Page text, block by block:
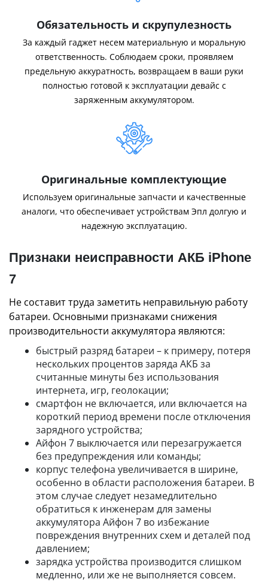
Обязательность и скрупулезность
За каждый гаджет несем материальную и моральную
ответственность. Соблюдаем сроки, проявляем
предельную аккуратность, возвращаем в ваши руки
полностью готовой к эксплуатации девайс с
заряженным аккумулятором.
Оригинальные комплектующие
Используем оригинальные запчасти и качественные
аналоги, что обеспечивает устройствам Эпл долгую и
надежную эксплуатацию.
Признаки неисправности АКБ iPhone
7
Не составит труда заметить неправильную работу
батареи. Основными признаками снижения
производительности аккумулятора являются:
быстрый разряд батареи – к примеру, потеря
нескольких процентов заряда АКБ за
считанные минуты без использования
интернета, игр, геолокации;
смартфон не включается, или включается на
короткий период времени после отключения
зарядного устройства;
Айфон 7 выключается или перезагружается
без предупреждения или команды;
корпус телефона увеличивается в ширине,
особенно в области расположения батареи. В
этом случае следует незамедлительно
обратиться к инженерам для замены
аккумулятора Айфон 7 во избежание
повреждения внутренних схем и деталей под
давлением;
зарядка устройства производится слишком
медленно, или же не выполняется совсем.